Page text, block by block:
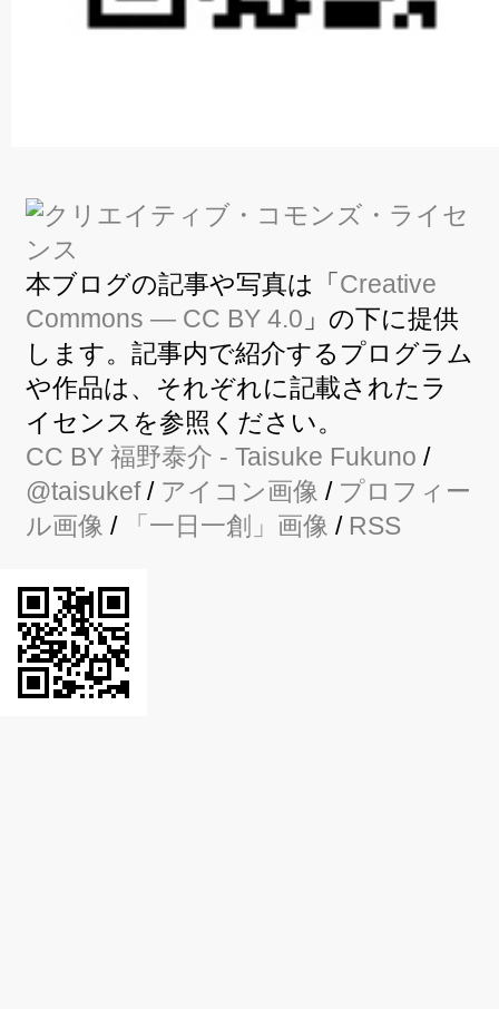
本ブログの記事や写真は「Creative
Commons — CC BY 4.0 」の下に提供
します。記事内で紹介するプログラム
や作品は、それぞれに記載されたラ
イセンスを参照ください。
CC BY 福野泰介 - Taisuke Fukuno /
@taisukef/ アイコン画像 / プロフィー
ル画像 / 「一日一創」画像 / RSS